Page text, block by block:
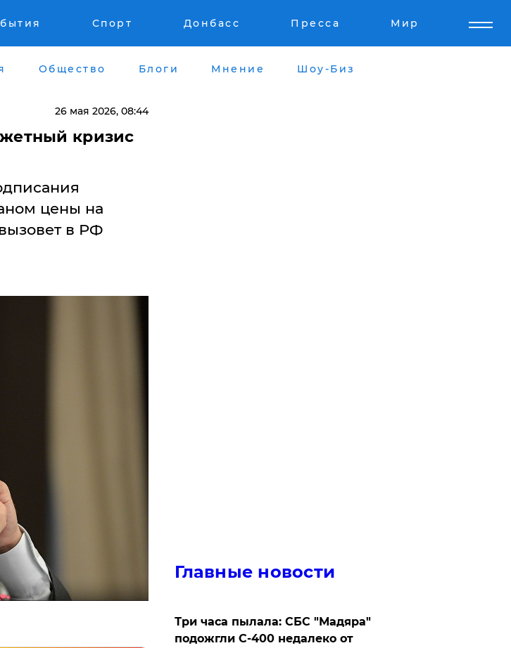
Спорт Донбасс Пресса Мир
Общество Блоги Мнение Шоу-Биз
26 мая 2026, 08:44
кризис
цены на
в РФ
Главные новости
Три часа пылала: СБС "Мадяра"
подожгли С-400 недалеко от